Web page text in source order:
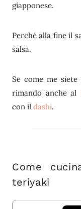
giapponese.
Perché alla fine il
salsa.
Se come me
rimando anche al
con il dashi.
Come
teriyaki